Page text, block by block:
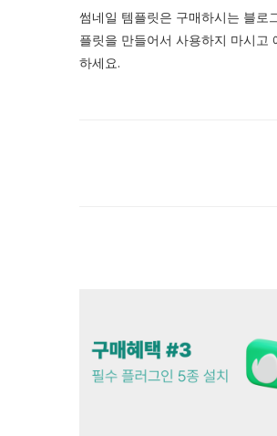
썸네일 템플릿은 구매하시는 블로
플릿을 만들어서 사용하지 마시고
하세요.